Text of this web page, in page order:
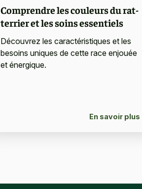
Comprendre les couleurs du rat-
terrier et les soins essentiels
Découvrez les caractéristiques et les
besoins uniques de cette race enjouée
et énergique.
En savoir plus